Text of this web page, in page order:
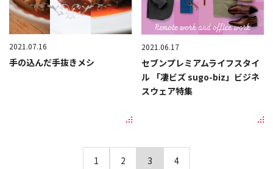
2021.07.16
手の込んだ手抜きメシ
2021.06.17
セブンプレミアムライフスタイ
ル 「凄ビズ sugo-biz」ビジネ
スウェア特集
1 2 3 4